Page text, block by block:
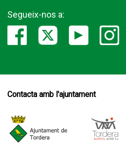
Segueix-nos a:
Contacta amb l'ajuntament